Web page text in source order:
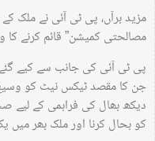
مزید برآں، پی ٹی آئی نے ملک
مصالحتی کمیشن” قائم کرنے کا
پی ٹی آئی کی جانب سے کیے
جن کا مقصد ٹیکس نیٹ کو
دیکھ بھال کی فراہمی کے لیے
کو بحال کرنا اور ملک بھر میں